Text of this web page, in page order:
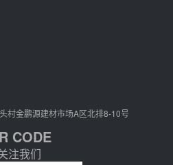
村金鹏源建材市场A区北排8-10号
CODE
注我们